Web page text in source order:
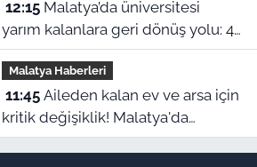
12:15Malatya’da üniversitesi
yarım kalanlara geri dönüş yolu: 4
aylık başvuru süresi başladı!
Malatya Haberleri
11:45Aileden kalan ev ve arsa için
kritik değişiklik! Malatya'da
mirasçılar ne yapacak?